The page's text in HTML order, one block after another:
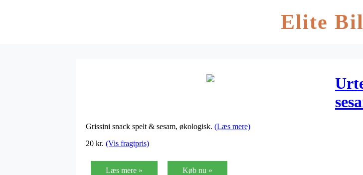
Elite
Grissini snack spelt & sesam, økologisk. (Læs mere)
20 kr. (Vis fragtpris)
Læs mere » Køb nu »